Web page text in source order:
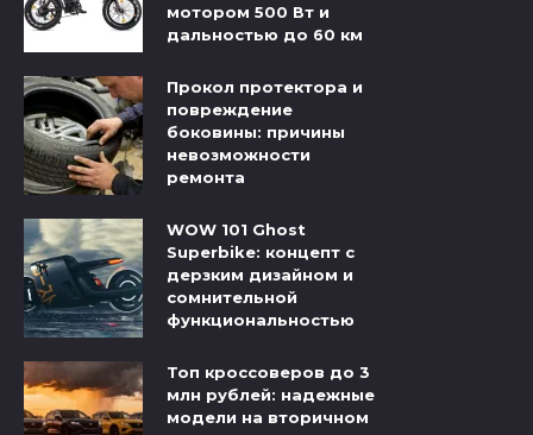
мотором 500 Вт и
дальностью до 60 км
Прокол протектора и
повреждение
боковины: причины
невозможности
ремонта
WOW 101 Ghost
Superbike: концепт с
дерзким дизайном и
сомнительной
функциональностью
Топ кроссоверов до 3
млн рублей: надежные
модели на вторичном